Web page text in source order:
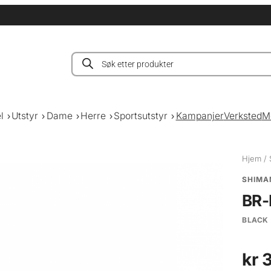
Products
search
Utstyr Dame Herre Sportsutstyr KampanjerVerksted
Hjem /
BLACK
kr